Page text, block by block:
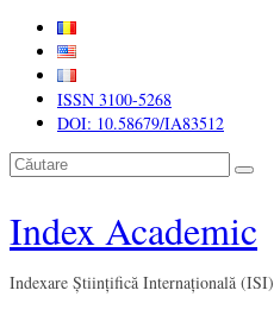
ISSN 3100-5268
DOI: 10.58679/IA83512
Căutare
Index Academic
Indexare Științifică Internațională (ISI)